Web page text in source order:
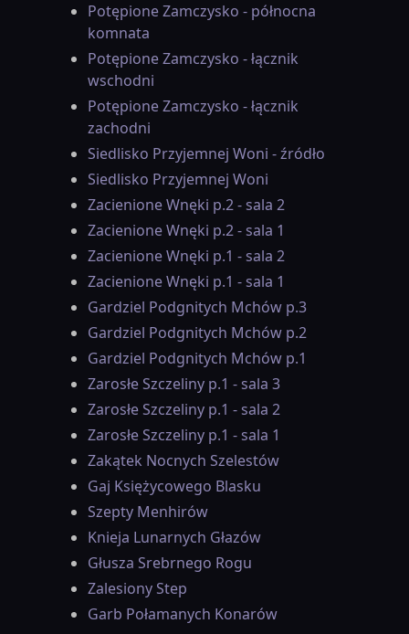
Potępione Zamczysko - północna
komnata
Potępione Zamczysko - łącznik
wschodni
Potępione Zamczysko - łącznik
zachodni
Siedlisko Przyjemnej Woni - źródło
Siedlisko Przyjemnej Woni
Zacienione Wnęki p.2 - sala 2
Zacienione Wnęki p.2 - sala 1
Zacienione Wnęki p.1 - sala 2
Zacienione Wnęki p.1 - sala 1
Gardziel Podgnitych Mchów p.3
Gardziel Podgnitych Mchów p.2
Gardziel Podgnitych Mchów p.1
Zarosłe Szczeliny p.1 - sala 3
Zarosłe Szczeliny p.1 - sala 2
Zarosłe Szczeliny p.1 - sala 1
Zakątek Nocnych Szelestów
Gaj Księżycowego Blasku
Szepty Menhirów
Knieja Lunarnych Głazów
Głusza Srebrnego Rogu
Zalesiony Step
Garb Połamanych Konarów